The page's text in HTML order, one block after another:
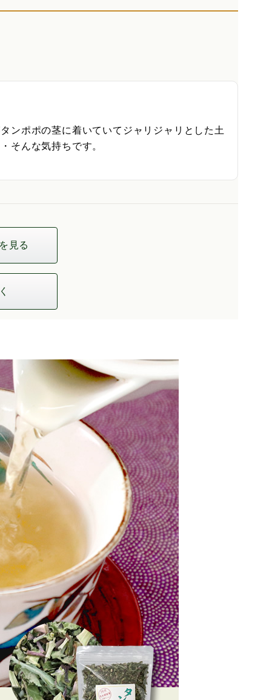
ンポポの茎に着いていてジャリジャリとした土
そんな気持ちです。
見る